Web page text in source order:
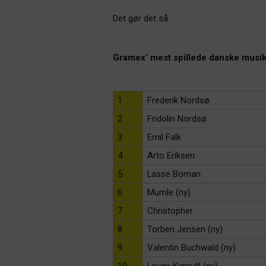
Det gør det så.
Gramex’ mest spillede danske
1
Frederik Nordsø
2
Fridolin Nordsø
3
Emil Falk
4
Arto Eriksen
5
Lasse Boman
6
Mumle (ny)
7
Christopher
8
Torben Jensen (ny)
9
Valentin Buchwald (ny)